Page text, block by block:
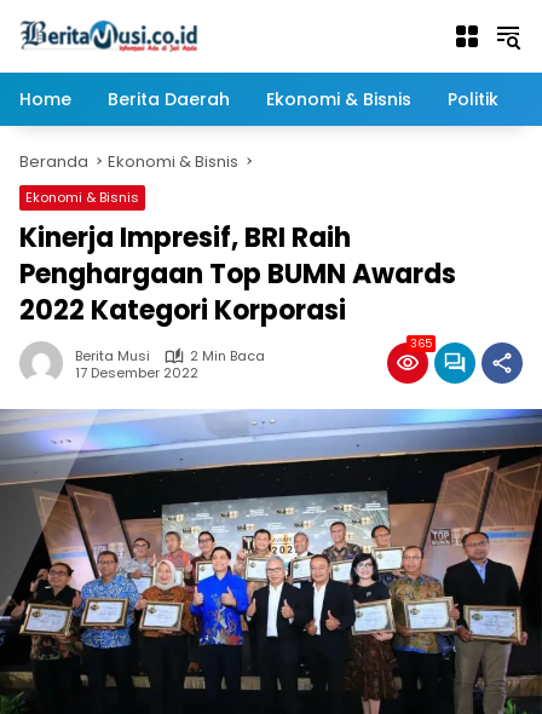
Home
Berita Daerah Ekonomi & Bisnis Politik
Beranda Ekonomi & Bisnis
Ekonomi & Bisnis
Kinerja Impresif, BRI Raih
Penghargaan Top BUMN Awards
2022 Kategori Korporasi
Berita Musi
2 Min Baca
17 Desember 2022
365